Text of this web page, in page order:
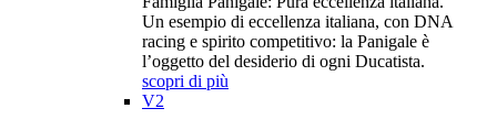
Un esempio di eccellenza italiana, con DNA
racing e spirito competitivo: la Panigale è
l’oggetto del desiderio di ogni Ducatista.
scopri di più
V2